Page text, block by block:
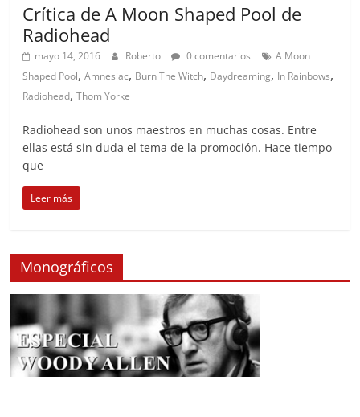
Crítica de A Moon Shaped Pool de
Radiohead
mayo 14, 2016 Roberto 0 comentarios
A Moon
Shaped Pool,Amnesiac, Burn The Witch, Daydreaming, In Rainbows,
Radiohead,Thom Yorke
Radiohead son unos maestros en muchas cosas. Entre
ellas está sin duda el tema de la promoción. Hace tiempo
que
Leer más
Monográficos